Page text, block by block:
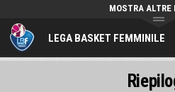
LEGA BASKET FEMMINILE
MOSTRA ALTRE